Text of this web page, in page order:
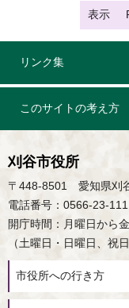
表示
リンク集
このサイトの考え方
刈谷市役所
〒448-8501 愛知県刈
電話番号：0566-23-
開庁時間：月曜日から
（土曜日・日曜日、祝
市役所への行き方